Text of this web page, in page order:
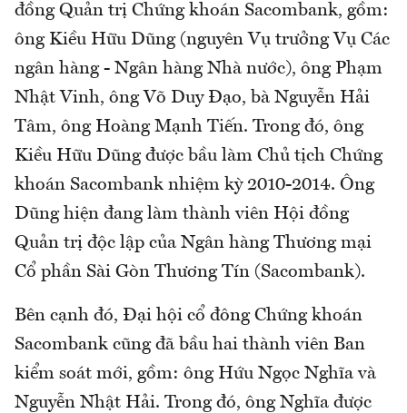
đồng Quản trị Chứng khoán Sacombank, gồm:
ông Kiều Hữu Dũng (nguyên Vụ trưởng Vụ Các
ngân hàng - Ngân hàng Nhà nước), ông Phạm
Nhật Vinh, ông Võ Duy Đạo, bà Nguyễn Hải
Tâm, ông Hoàng Mạnh Tiến. Trong đó, ông
Kiều Hữu Dũng được bầu làm Chủ tịch Chứng
khoán Sacombank nhiệm kỳ 2010-2014. Ông
Dũng hiện đang làm thành viên Hội đồng
Quản trị độc lập của Ngân hàng Thương mại
Cổ phần Sài Gòn Thương Tín (Sacombank).
Bên cạnh đó, Đại hội cổ đông Chứng khoán
Sacombank cũng đã bầu hai thành viên Ban
kiểm soát mới, gồm: ông Hứu Ngọc Nghĩa và
Nguyễn Nhật Hải. Trong đó, ông Nghĩa được